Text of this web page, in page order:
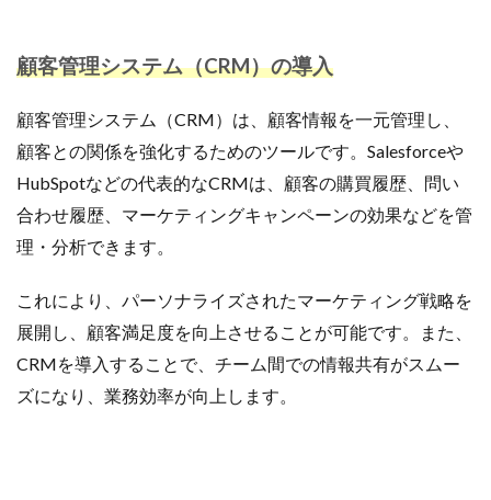
顧客管理システム（CRM）の導入
顧客管理システム（CRM）は、顧客情報を一元管理し、
顧客との関係を強化するためのツールです。Salesforceや
HubSpotなどの代表的なCRMは、顧客の購買履歴、問い
合わせ履歴、マーケティングキャンペーンの効果などを管
理・分析できます。
これにより、パーソナライズされたマーケティング戦略を
展開し、顧客満足度を向上させることが可能です。また、
CRMを導入することで、チーム間での情報共有がスムー
ズになり、業務効率が向上します。